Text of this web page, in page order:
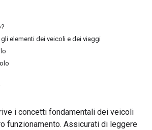
elementi dei veicoli e dei viaggi
i concetti fondamentali dei veicoli
funzionamento. Assicurati di leggere